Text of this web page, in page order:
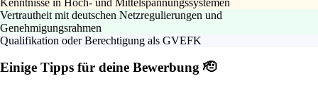
Vertrautheit mit deutschen Netzregulierungen und
Genehmigungsrahmen
Qualifikation oder Berechtigung als GVEFK
Einige Tipps für deine Bewerbung 🫡